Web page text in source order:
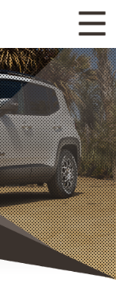
ニュース
ホイールラインナップ
関連製品
ギャラリー
カタログ請求
個人情報保護方針